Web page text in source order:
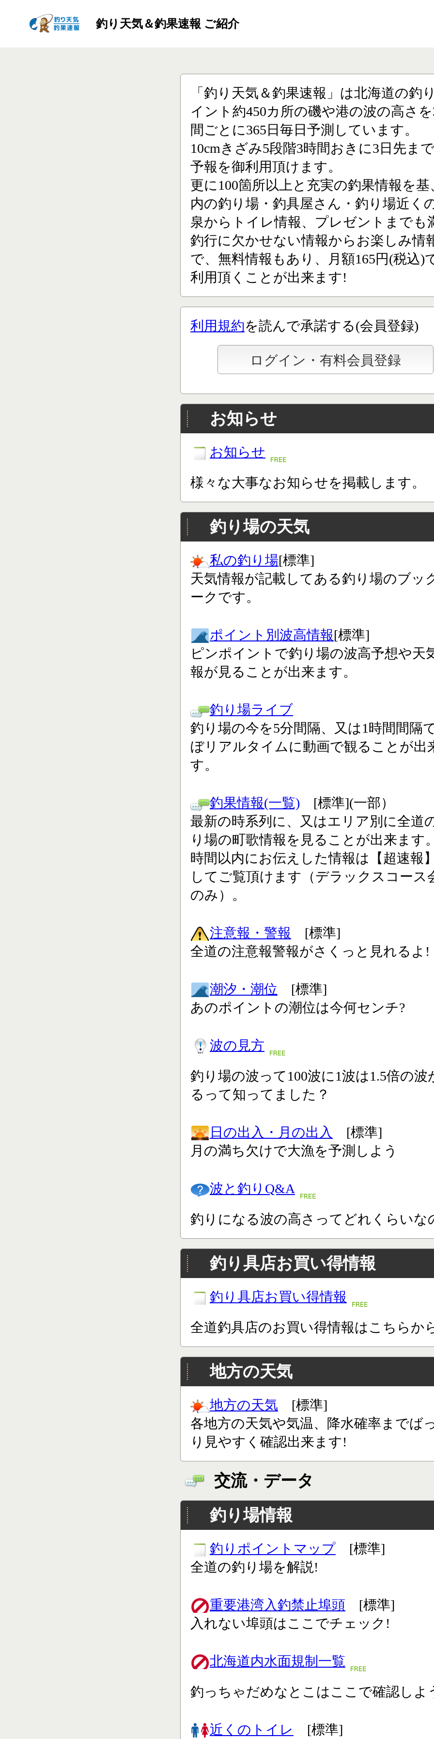
釣り天気＆釣果速報 ご紹介
「釣り天気＆釣果速報」は北海道の釣
イント約450カ所の磯や港の波の高さ
間ごとに365日毎日予測しています。
10cmきざみ5段階3時間おきに3日先ま
予報を御利用頂けます。
更に100箇所以上と充実の釣果情報を基
内の釣り場・釣具屋さん・釣り場近く
泉からトイレ情報、プレゼントまでも
釣行に欠かせない情報からお楽しみ情
で、無料情報もあり、月額165円(税込)
利用頂くことが出来ます!
利用規約を読んで承諾する(会員登録)
お知らせ
お知らせ
様々な大事なお知らせを掲載します。
釣り場の天気
私の釣り場[標準]
天気情報が記載してある釣り場のブッ
ークです。
ポイント別波高情報[標準]
ピンポイントで釣り場の波高予想や天
報が見ることが出来ます。
釣り場ライブ
釣り場の今を5分間隔、又は1時間間隔
ぼリアルタイムに動画で観ることが出
す。
釣果情報(一覧) [標準](一部）
最新の時系列に、又はエリア別に全道
り場の町歌情報を見ることが出来ます
時間以内にお伝えした情報は【超速報
してご覧頂けます（デラックスコース
のみ）。
注意報・警報 [標準]
全道の注意報警報がさくっと見れるよ!
潮汐・潮位 [標準]
あのポイントの潮位は今何センチ?
波の見方
釣り場の波って100波に1波は1.5倍の波
るって知ってました？
日の出入・月の出入
[標準]
月の満ち欠けで大漁を予測しよう
波と釣りQ&A
釣りになる波の高さってどれくらいな
釣り具店お買い得情報
釣り具店お買い得情報
全道釣具店のお買い得情報はこちらか
地方の天気
地方の天気 [標準]
各地方の天気や気温、降水確率までば
り見やすく確認出来ます!
交流・データ
釣り場情報
釣りポイントマップ [標準]
全道の釣り場を解説!
重要港湾入釣禁止埠頭 [標準]
入れない埠頭はここでチェック!
北海道内水面規制一覧
釣っちゃだめなとこはここで確認しよ
近くのトイレ [標準]